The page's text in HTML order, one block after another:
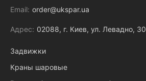
Email: order@ukspar.ua
Адрес: 02088, г. Киев, ул. Левадно, 30
Задвижки
Краны шаровые